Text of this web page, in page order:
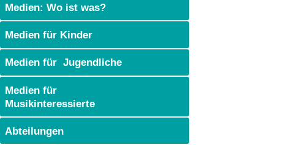
Medien: Wo ist was?
Medien für Kinder
Medien für Jugendliche
Medien für
Musikinteressierte
Abteilungen